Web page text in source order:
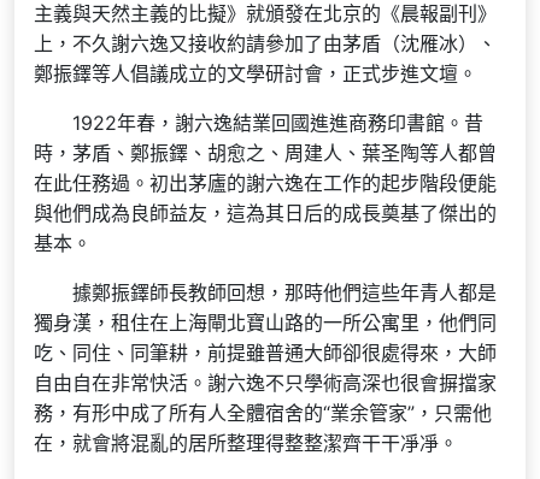
主義與天然主義的比擬》就頒發在北京的《晨報副刊》
上，不久謝六逸又接收約請參加了由茅盾（沈雁冰）、
鄭振鐸等人倡議成立的文學研討會，正式步進文壇。
1922年春，謝六逸結業回國進進商務印書館。昔
時，茅盾、鄭振鐸、胡愈之、周建人、葉圣陶等人都曾
在此任務過。初出茅廬的謝六逸在工作的起步階段便能
與他們成為良師益友，這為其日后的成長奠基了傑出的
基本。
據鄭振鐸師長教師回想，那時他們這些年青人都是
獨身漢，租住在上海閘北寶山路的一所公寓里，他們同
吃、同住、同筆耕，前提雖普通大師卻很處得來，大師
自由自在非常快活。謝六逸不只學術高深也很會摒擋家
務，有形中成了所有人全體宿舍的“業余管家”，只需他
在，就會將混亂的居所整理得整整潔齊干干凈凈。